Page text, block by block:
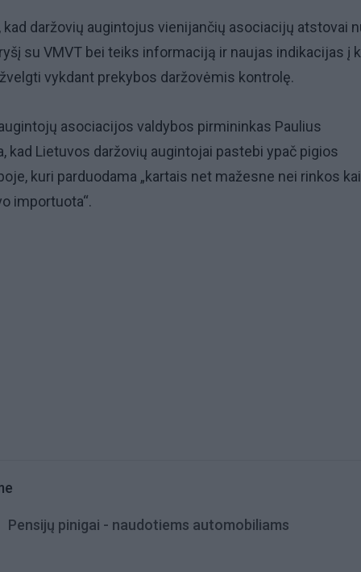
daržovių augintojus vienijančių asociacijų atstovai
su VMVT bei teiks informaciją ir naujas indikacijas į
vykdant prekybos daržovėmis kontrolę.
asociacijos valdybos pirmininkas Paulius
kad Lietuvos daržovių augintojai pastebi ypač pigios
kuri parduodama „kartais net mažesne nei rinkos
importuota“.
Pensijų pinigai - naudotiems automobiliams